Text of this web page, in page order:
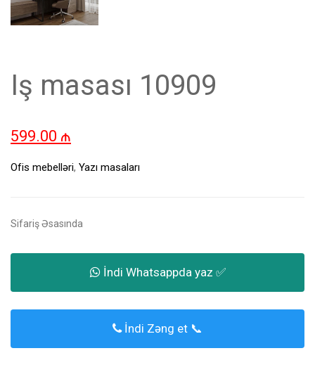
Iş masası 10909
599.00 ₼
Ofis mebelləri, Yazı masaları
Sifariş Əsasında
İndi Whatsappda yaz ✅
İndi Zəng et 📞